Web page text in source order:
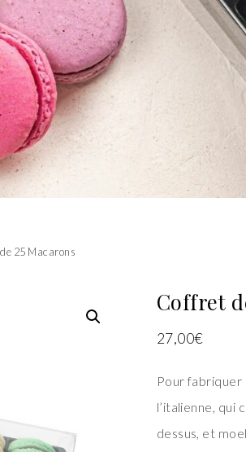
25 Macarons
Coffret
27,00€
Pour fabriquer
l’italienne, qui
dessus, et